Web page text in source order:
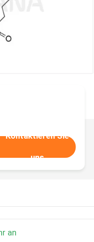
Kontaktieren Sie
uns
an